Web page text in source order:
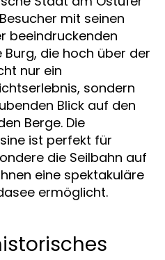
mit seinen
beeindruckenden
Burg, die hoch über der
nur ein
sondern
Blick auf den
Berge. Die
ist perfekt für
die Seilbahn auf
eine spektakuläre
ermöglicht.